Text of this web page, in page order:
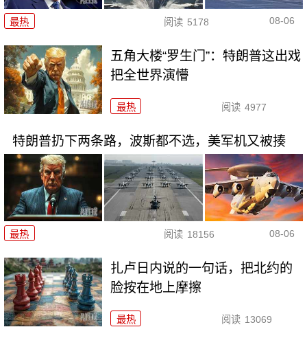
最热 阅读 5178 08-06
五角大楼“罗生门”：特朗普这出戏
把全世界演懵
最热 阅读 4977
特朗普扔下两条路，波斯都不选，美军机又被揍
最热 阅读 18156 08-06
扎卢日内说的一句话，把北约的
脸按在地上摩擦
最热 阅读 13069